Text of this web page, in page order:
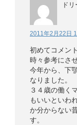
ドリ
2011年2月22日
初めてコメン
時々参考にさ
今年から、下
なりました。
３４歳の働く
もいいといわ
か分からない
す。